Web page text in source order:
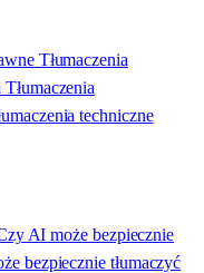
Tłumaczenia
Tłumaczenia
techniczne
AI może bezpiecznie
bezpiecznie tłumaczyć